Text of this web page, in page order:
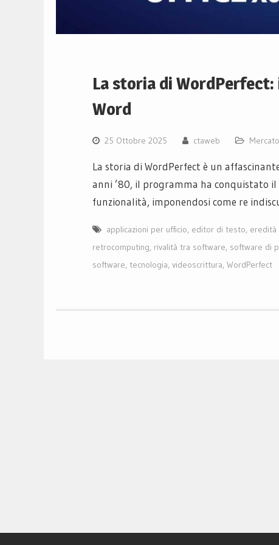
La storia di
Word
25 Ottobre 2025 ctaweb Mercato
La storia di WordPerfect è un
anni ’80, il programma ha conquistato
funzionalità, imponendosi come re
applicazioni per ufficio, editor di testo, eredità
retrocomputing, rivalità tra software, software di
software, tecnologia, videoscrittura, WordPerfect